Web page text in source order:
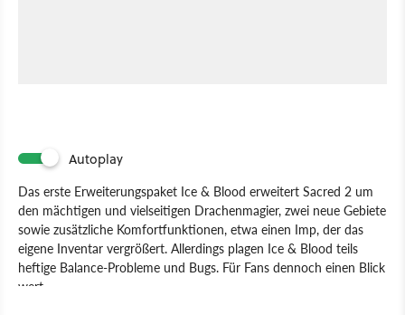
Autoplay
Das erste Erweiterungspaket Ice & Blood erweitert Sacred 2 um
den mächtigen und vielseitigen Drachenmagier, zwei neue Gebiete
sowie zusätzliche Komfortfunktionen, etwa einen Imp, der das
eigene Inventar vergrößert. Allerdings plagen Ice & Blood teils
heftige Balance-Probleme und Bugs. Für Fans dennoch einen Blick
wert.